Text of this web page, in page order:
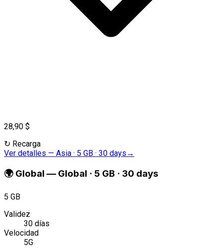
28,90 $
↻ Recarga
Ver detalles — Asia · 5 GB · 30 days →
🌍 Global — Global · 5 GB · 30 days
5 GB
Validez
30 días
Velocidad
5G